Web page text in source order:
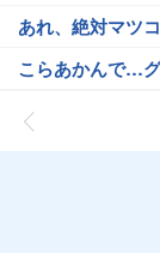
あれ、絶対マツ
こらあかんで…